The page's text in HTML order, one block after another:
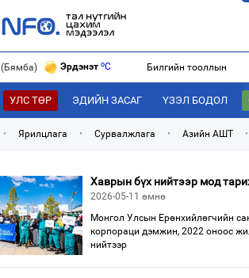
(Бямба)
Улаанбаатар
Эрдэнэт oC
Билгийн тооллын
УЛС ТӨР ЭДИЙН ЗАСАГ ҮЗЭЛ БОДОЛ
• Ярилцлага • Сурвалжлага • Азийн АШТ •
Хаврын бүх нийтээр мод
2026-05-11 өмнө
Монгол Улсын Ерөнхийлөгчийн
корпораци дэмжин, 2022 оноос
нийтээр